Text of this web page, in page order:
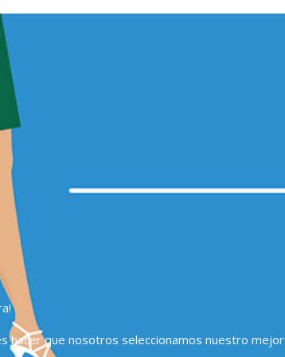
hacer que nosotros seleccionamos nuestro mejor